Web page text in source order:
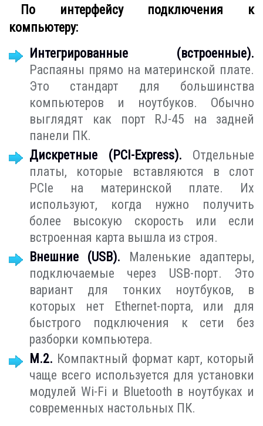
По интерфейсу подключения к
компьютеру:
Интегрированные (встроенные).
Распаяны прямо на материнской плате.
Это стандарт для большинства
компьютеров и ноутбуков. Обычно
выглядят как порт RJ-45 на задней
панели ПК.
Дискретные (PCI-Express). Отдельные
платы, которые вставляются в слот
PCIe на материнской плате. Их
используют, когда нужно получить
более высокую скорость или если
встроенная карта вышла из строя.
Внешние (USB). Маленькие адаптеры,
подключаемые через USB-порт. Это
вариант для тонких ноутбуков, в
которых нет Ethernet-порта, или для
быстрого подключения к сети без
разборки компьютера.
M.2. Компактный формат карт, который
чаще всего используется для установки
модулей Wi-Fi и Bluetooth в ноутбуках и
современных настольных ПК.